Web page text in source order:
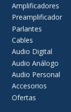
Amplificadores
Preamplificador
Parlantes
Cables
Audio Digital
Audio Análogo
Audio Personal
Accesorios
Ofertas